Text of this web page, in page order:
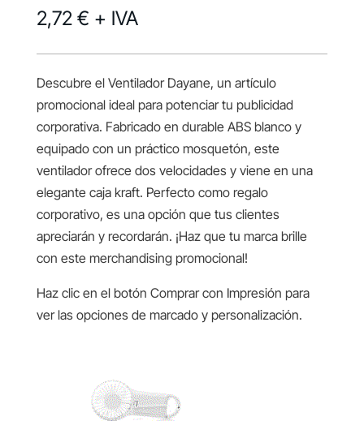
2,72 € + IVA
Descubre el Ventilador Dayane, un artículo
promocional ideal para potenciar tu publicidad
corporativa. Fabricado en durable ABS blanco y
equipado con un práctico mosquetón, este
ventilador ofrece dos velocidades y viene en una
elegante caja kraft. Perfecto como regalo
corporativo, es una opción que tus clientes
apreciarán y recordarán. ¡Haz que tu marca brille
con este merchandising promocional!
Haz clic en el botón Comprar con Impresión para
ver las opciones de marcado y personalización.